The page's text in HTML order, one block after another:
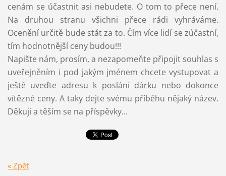
cenám se účastnit asi nebudete. O tom to přece není.
Na druhou stranu všichni přece rádi vyhráváme.
Ocenění určitě bude stát za to. Čím více lidí se zúčastní,
tím hodnotnější ceny budou!!!
Napište nám, prosím, a nezapomeňte připojit souhlas s
uveřejněním i pod jakým jménem chcete vystupovat a
ještě uveďte adresu k poslání dárku nebo dokonce
vítězné ceny. A taky dejte svému příběhu nějaký název.
Děkuji a těším se na příspěvky...
« Zpět